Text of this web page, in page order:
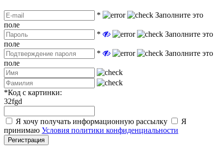
*
Заполните это
поле
*
Заполните это
поле
*
Заполните это
поле
*Код с картинки:
32fgd
Я хочу получать информационную рассылку
Я
принимаю Условия политики конфиденциальности
Регистрация